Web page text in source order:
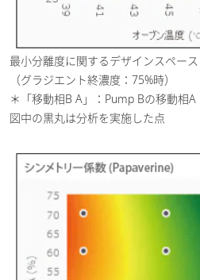
最小分離度に関するデザインスペース
（グラジエント終濃度：75%時）
＊「移動相B A」：Pump Bの移動相A
図中の黒丸は分析を実施した点